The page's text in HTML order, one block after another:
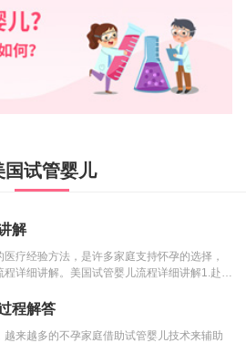
国试管婴儿
解
疗经验方法，是许多家庭支持怀孕的选择，
详细讲解。美国试管婴儿流程详细讲解1.赴海
程解答
来越多的不孕家庭借助试管婴儿技术来辅助